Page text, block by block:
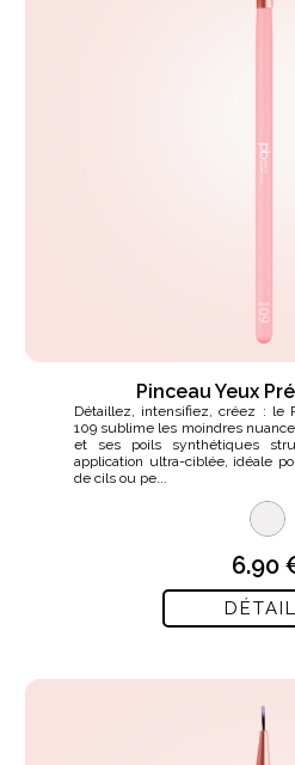
Pinceau Yeux
Détaillez, intensifiez, créez : le
109 sublime les moindres
et ses poils synthétiques
application ultra-ciblée, idéale
de cils ou pe...
6.90